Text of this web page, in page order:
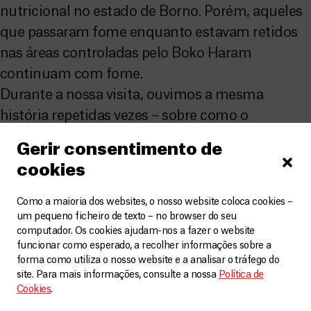
Gerir consentimento de
cookies
Como a maioria dos websites, o nosso website coloca cookies –
um pequeno ficheiro de texto – no browser do seu
computador. Os cookies ajudam-nos a fazer o website
funcionar como esperado, a recolher informações sobre a
forma como utiliza o nosso website e a analisar o tráfego do
site. Para mais informações, consulte a nossa Política de
Cookies.
nutricional no estado de Borno. Porém, aqueles
que passaram fome enquanto estavam retidos
nas áreas controladas pelo Boko Haram
continuam com fome.
Durante a nossa visita, ouvimos a mesma
história repetidas vezes – sobre como o
população e como bebês e crianças morreram ou
chegaram perto de morrer pela combinação de
desnutrição com infecções e outras doenças
evitáveis. Todos são vítimas da fome.